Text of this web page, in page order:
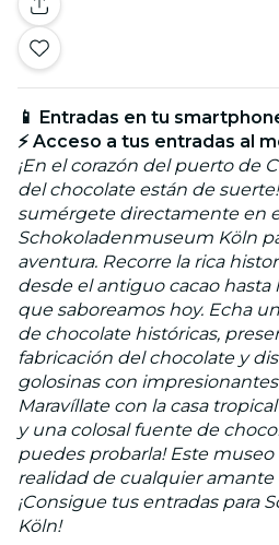
📱 Entradas en tu
⚡ Acceso a tus entradas al
¡En el corazón del puerto de
del chocolate están de
sumérgete directamente en
Schokoladenmuseum Köln
aventura. Recorre la rica
desde el antiguo cacao hasta
que saboreamos hoy. Echa
de chocolate históricas,
fabricación del chocolate y
golosinas con
Maravíllate con la casa
y una colosal fuente de
puedes probarla! Este
realidad de cualquier amante
¡Consigue tus entradas para
Köln!